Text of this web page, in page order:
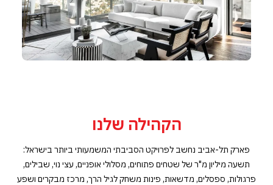
הקהילה שלנו
פארק תל-אביב נחשב לפרויקט הסביבתי המשמעותי ביותר בישראל:
תשעה מיליון מ"ר של שטחים פתוחים, מסלולי אופניים, עצי נוי, שבילים,
פרגולות, ספסלים, מדשאות, פינות משחק לגיל הרך, מרכז מבקרים ושפע